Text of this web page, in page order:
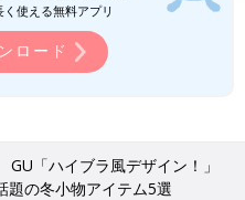
年12月時点のものです。
「ジャケット・ベストが
」買うべき5選
たよね！そんな冷える日に
使える無料アプリ
ロード
GU「ハイブラ風デザイン！」
題の冬小物アイテム5選